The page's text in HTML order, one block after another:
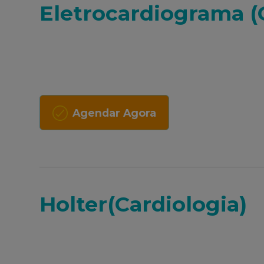
Eletrocardiograma
Agendar Agora
Holter(Cardiologia)